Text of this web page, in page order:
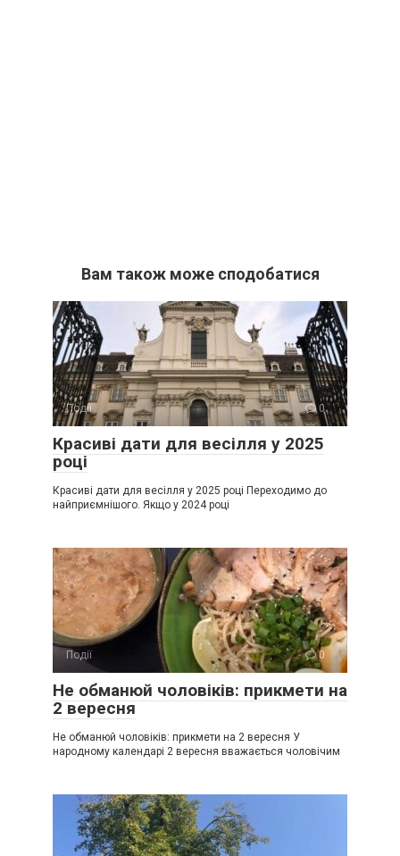
Вам також може сподобатися
Події 0
Красиві дати для весілля у 2025
році
Красиві дати для весілля у 2025 році Переходимо до
найприємнішого. Якщо у 2024 році
Події 0
Не обманюй чоловіків: прикмети на
2 вересня
Не обманюй чоловіків: прикмети на 2 вересня У
народному календарі 2 вересня вважається чоловічим